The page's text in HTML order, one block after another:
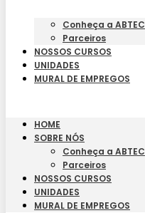
Conheça a ABTEC
Parceiros
NOSSOS CURSOS
UNIDADES
MURAL DE EMPREGOS
HOME
SOBRE NÓS
Conheça a ABTEC
Parceiros
NOSSOS CURSOS
UNIDADES
MURAL DE EMPREGOS